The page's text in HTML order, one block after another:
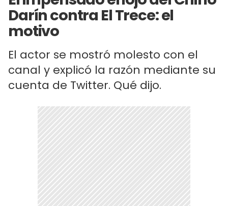
Darín contra El Trece: el
motivo
El actor se mostró molesto con el
canal y explicó la razón mediante su
cuenta de Twitter. Qué dijo.